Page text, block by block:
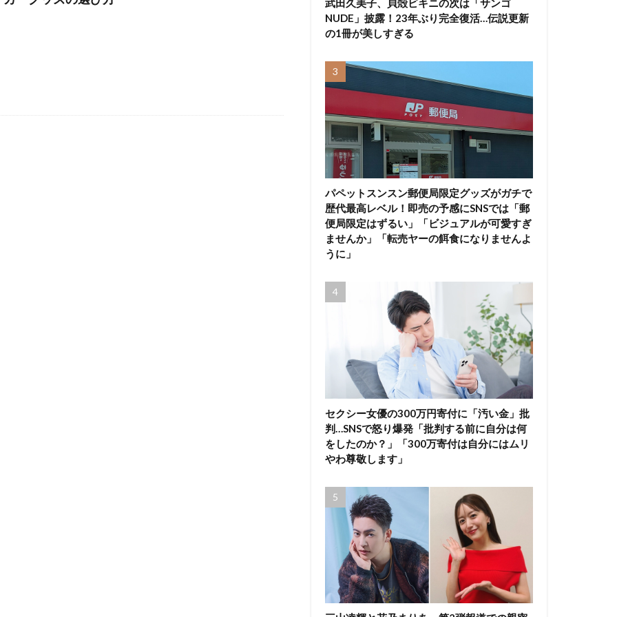
武田久美子、貝殻ビキニの次は「サンゴ
NUDE」披露！23年ぶり完全復活…伝説更新
の1冊が美しすぎる
パペットスンスン郵便局限定グッズがガチで
歴代最高レベル！即売の予感にSNSでは「郵
便局限定はずるい」「ビジュアルが可愛すぎ
ませんか」「転売ヤーの餌食になりませんよ
うに」
セクシー女優の300万円寄付に「汚い金」批
判…SNSで怒り爆発「批判する前に自分は何
をしたのか？」「300万寄付は自分にはムリ
やわ尊敬します」